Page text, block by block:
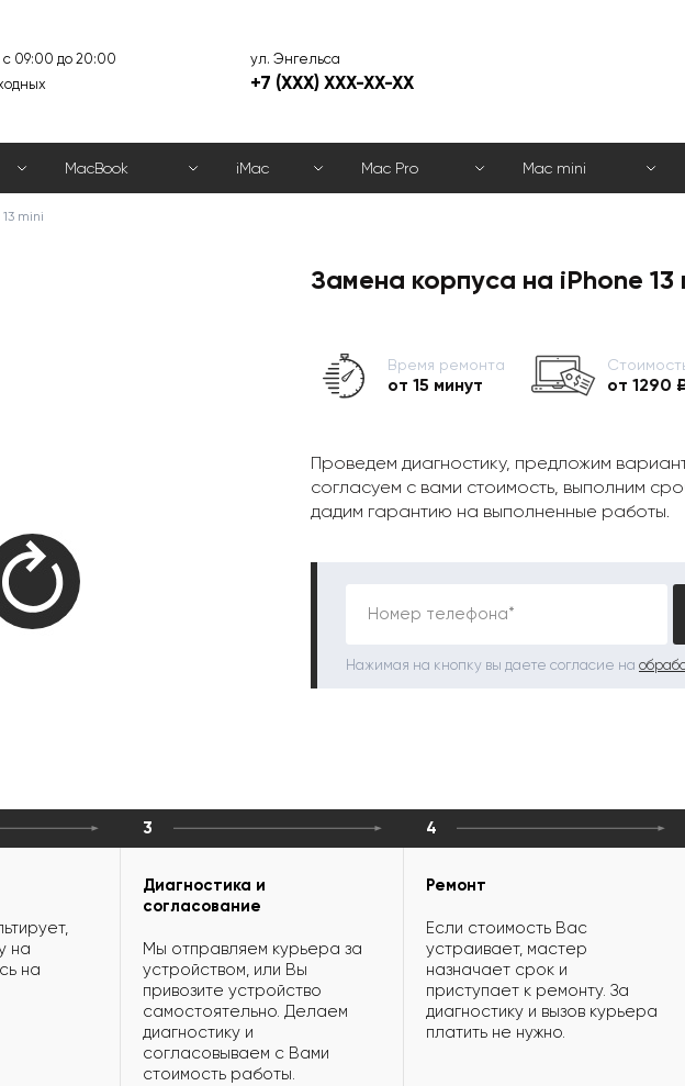
09:00 до 20:00
ул. Энгельса
+7 (XXX) XXX-XX-XX
MacBook iMac Mac Pro Mac mini
mini
Замена корпуса на iPhone 13
Время ремонта
от 15 минут от 1290
Проведем диагностику, предложим
согласуем с вами стоимость, выполним
дадим гарантию на выполненные работы.
Номер телефона*
Нажимая на кнопку вы даете согласие на
на
на
3
Диагностика и
согласование
Мы отправляем курьера за
устройством, или Вы
привозите устройство
самостоятельно. Делаем
диагностику и
согласовываем с Вами
стоимость работы.
4
Ремонт
Если стоимость Вас
устраивает, мастер
назначает срок и
приступает к ремонту. За
диагностику и вызов курьера
платить не нужно.